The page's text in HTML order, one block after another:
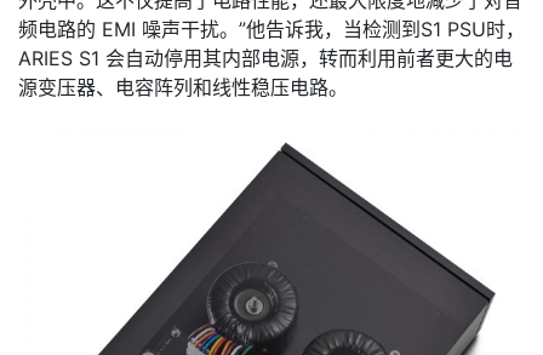
频电路的 EMI 噪声干扰。”他告诉我，当检测到S1 PSU时，
ARIES S1 会自动停用其内部电源，转而利用前者更大的电
源变压器、电容阵列和线性稳压电路。